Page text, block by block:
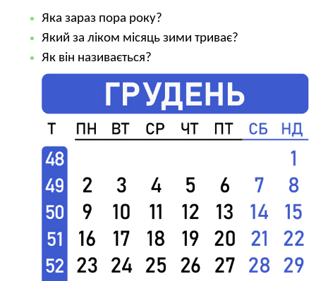
Яка зараз пора року?
Який за ліком місяць зими триває?
Як він називається?